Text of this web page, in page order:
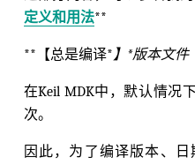
定义和用法**
**【总是编译*】*版本文件
在Keil MDK中，默认情况
次。
因此，为了编译版本、